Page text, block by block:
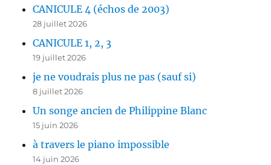
CANICULE 4 (échos de 2003)
28 juillet 2026
CANICULE 1, 2, 3
19 juillet 2026
je ne voudrais plus ne pas (sauf si)
8 juillet 2026
Un songe ancien de Philippine Blanc
15 juin 2026
à travers le piano impossible
14 juin 2026